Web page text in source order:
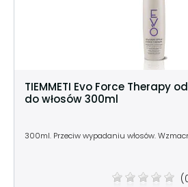
TIEMMETI Evo Force Therapy
do włosów 300ml
300ml. Przeciw wypadaniu włosów.